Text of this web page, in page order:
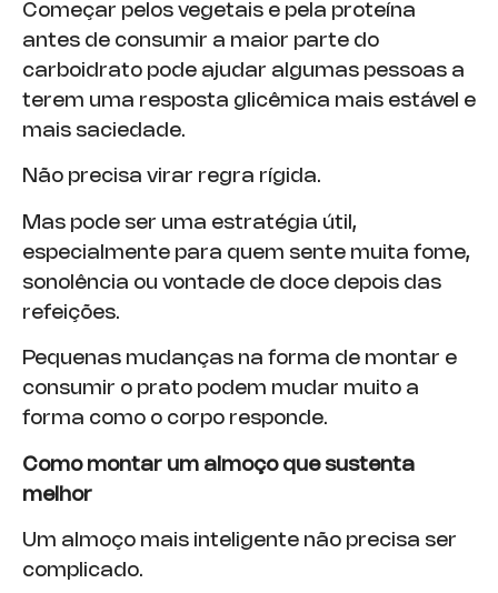
Começar pelos vegetais e pela proteína
antes de consumir a maior parte do
carboidrato pode ajudar algumas pessoas a
terem uma resposta glicêmica mais estável e
mais saciedade.
Não precisa virar regra rígida.
Mas pode ser uma estratégia útil,
especialmente para quem sente muita fome,
sonolência ou vontade de doce depois das
refeições.
Pequenas mudanças na forma de montar e
consumir o prato podem mudar muito a
forma como o corpo responde.
Como montar um almoço que sustenta
melhor
Um almoço mais inteligente não precisa ser
complicado.